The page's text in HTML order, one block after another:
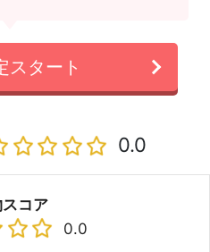
スタート
0.0
コア
0.0